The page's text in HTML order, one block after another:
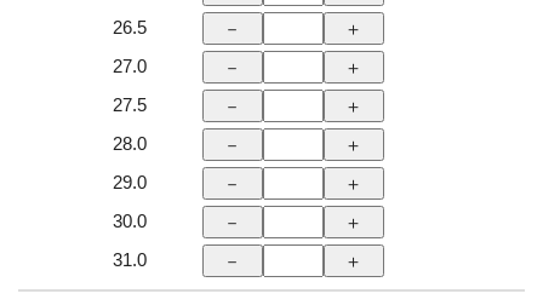
26.5
27.0
27.5
28.0
29.0
30.0
31.0